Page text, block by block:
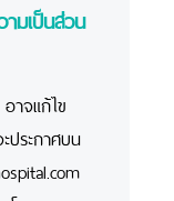
มเป็นส่วน
ก้ไข
ประกาศบน